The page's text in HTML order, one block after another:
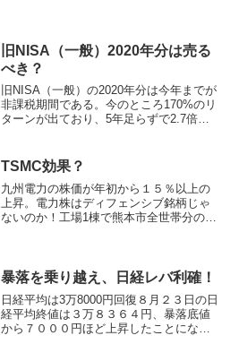
日本経済の先行きへの期待...
旧NISA（一般）2020年分は売る
べき？
旧NISA（一般）の2020年分は今年までが
非課税期間である。今のところ170%のリ
ターンが出ており、5年足らずで2.7倍は
くか悩むところである。みりおん待つの
み！！あ...
TSMC効果？
九州電力の株価が年初から１５％以上の
上昇。電力株はディフェンシブ銘柄じゃ
ないのか！工場1棟で熊本市全世帯分の消
だから九州電力はウ...
暴落を乗り越え、日経レバ利確！
日経平均は3万8000円回復８月２３日の日
経平均終値は３万８３６４円、暴落底値
から７０００円ほど上昇したことにな